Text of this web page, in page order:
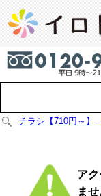
チラシ【710円～】
ア
ま